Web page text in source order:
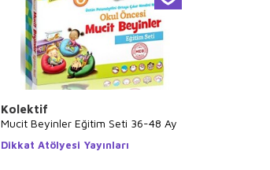
Kolektif
Mucit Beyinler Eğitim Seti 36-48 Ay
Dikkat Atölyesi Yayınları